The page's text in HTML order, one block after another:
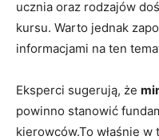
ucznia ‌oraz rodzajów
kursu. Warto jednak
informacjami na ten
Eksperci ​sugerują, że
powinno stanowić
kierowców.To właśnie